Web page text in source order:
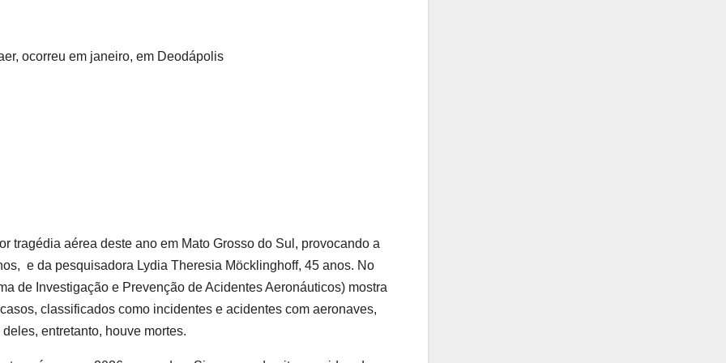
ocorreu em janeiro, em Deodápolis
tragédia aérea deste ano em Mato Grosso do Sul, provocando a
e da pesquisadora Lydia Theresia Möcklinghoff, 45 anos. No
de Investigação e Prevenção de Acidentes Aeronáuticos) mostra
classificados como incidentes e acidentes com aeronaves,
entretanto, houve mortes.